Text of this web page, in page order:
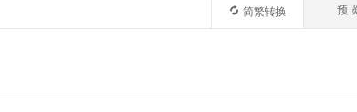
预
简繁转换